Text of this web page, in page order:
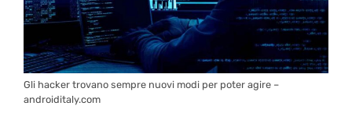
Gli hacker trovano sempre nuovi modi per poter agire –
androiditaly.com